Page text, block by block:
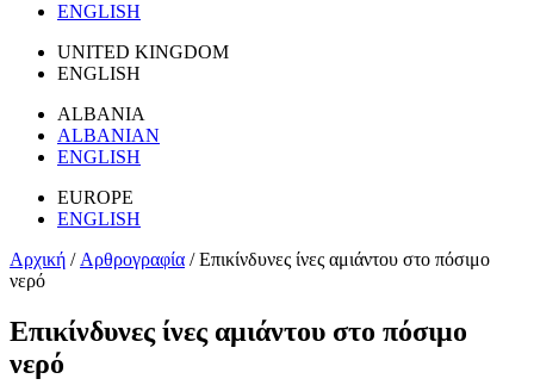
ENGLISH
UNITED KINGDOM
ENGLISH
ALBANIA
ALBANIAN
ENGLISH
EUROPE
ENGLISH
Αρχική / Αρθρογραφία /Επικίνδυνες ίνες αμιάντου στο πόσιμο
νερό
Επικίνδυνες ίνες αμιάντου στο πόσιμο
νερό